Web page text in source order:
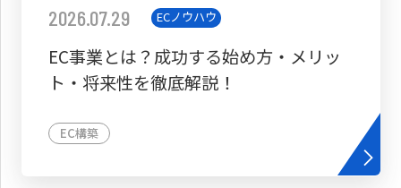
2026.07.29 ECノウハウ
EC事業とは？成功する始め方・メリッ
ト・将来性を徹底解説！
EC構築